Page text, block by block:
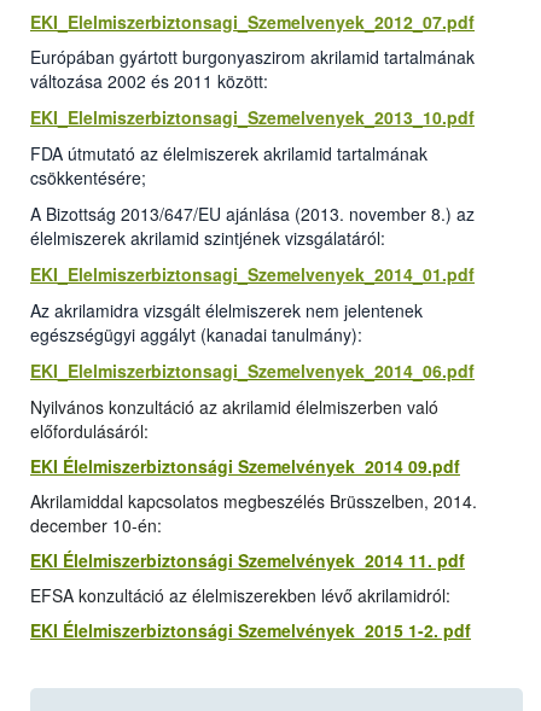
EKI_Elelmiszerbiztonsagi_Szemelvenyek_2012_07.pdf
Európában gyártott burgonyaszirom akrilamid tartalmának
változása 2002 és 2011 között:
EKI_Elelmiszerbiztonsagi_Szemelvenyek_2013_10.pdf
FDA útmutató az élelmiszerek akrilamid tartalmának
csökkentésére;
A Bizottság 2013/647/EU ajánlása (2013. november 8.) az
élelmiszerek akrilamid szintjének vizsgálatáról:
EKI_Elelmiszerbiztonsagi_Szemelvenyek_2014_01.pdf
Az akrilamidra vizsgált élelmiszerek nem jelentenek
egészségügyi aggályt (kanadai tanulmány):
EKI_Elelmiszerbiztonsagi_Szemelvenyek_2014_06.pdf
Nyilvános konzultáció az akrilamid élelmiszerben való
előfordulásáról:
EKI Élelmiszerbiztonsági Szemelvények 2014 09.pdf
Akrilamiddal kapcsolatos megbeszélés Brüsszelben, 2014.
december 10-én:
EKI Élelmiszerbiztonsági Szemelvények 2014 11. pdf
EFSA konzultáció az élelmiszerekben lévő akrilamidról:
EKI Élelmiszerbiztonsági Szemelvények 2015 1-2. pdf